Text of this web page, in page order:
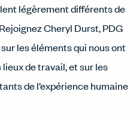
légèrement différents de
Cheryl Durst, PDG
les éléments qui nous ont
de travail, et sur les
de l’expérience humaine